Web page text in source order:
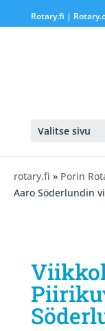
Rotary.fi |
Valitse sivu
rotary.fi » Porin
Aaro Söderlundin